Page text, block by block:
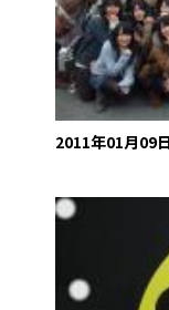
2011年01月09日